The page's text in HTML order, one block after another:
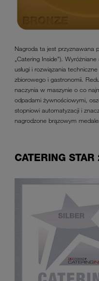
Nagroda ta jest przyznawana
„Catering Inside”).
usługi i rozwiązania
zbiorowego i gastronomii.
naczynia w maszynie o co
odpadami żywnościowymi,
stopniowi automatyzacji i
nagrodzone brązowym
CATERING